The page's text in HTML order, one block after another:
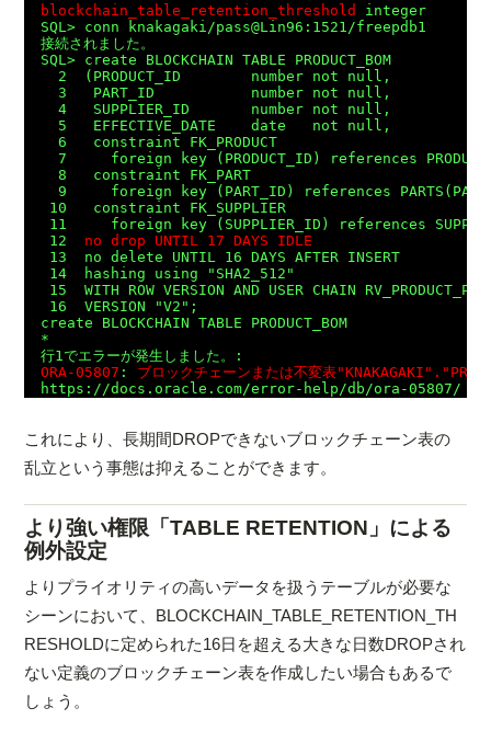
blockchain_table_retention_threshold
SQL> conn knakagaki/pass@Lin96:1521/freepdb1
接続されました。
SQL> create BLOCKCHAIN TABLE PRODUCT_BOM
  2  (PRODUCT_ID        number not null,
  3   PART_ID           number not null,
  4   SUPPLIER_ID       number not null,
  5   EFFECTIVE_DATE    date   not null,
  6   constraint FK_PRODUCT
7     foreign key (PRODUCT_ID) references
  8   constraint FK_PART
9     foreign key (PART_ID) references
10   constraint FK_SUPPLIER
11     foreign key (SUPPLIER_ID) references
12 no drop UNTIL 17 DAYS IDLE
13  no delete UNTIL 16 DAYS AFTER INSERT
14  hashing using "SHA2_512"
15  WITH ROW VERSION AND USER CHAIN
16  VERSION "V2";
create BLOCKCHAIN TABLE PRODUCT_BOM
*
ORA-05807 : ブロックチェーンまたは不変表
これにより、長期間DROPできないブロックチェーン表の
乱立という事態は抑えることができます。
より強い権限「TABLE RETENTION」による
例外設定
よりプライオリティの高いデータを扱うテーブルが必要な
シーンにおいて、BLOCKCHAIN_TABLE_RETENTION_TH
RESHOLDに定められた16日を超える大きな日数DROPされ
ない定義のブロックチェーン表を作成したい場合もあるで
しょう。